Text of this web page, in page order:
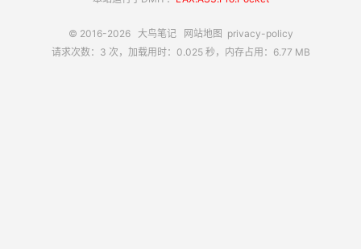
© 2016-2026 大鸟笔记 网站地图 privacy-policy
请求次数：3 次，加载用时：0.025 秒，内存占用：6.77 MB